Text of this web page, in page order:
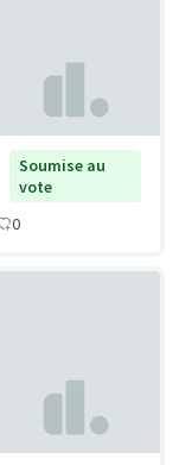
Soumise au
vote
0